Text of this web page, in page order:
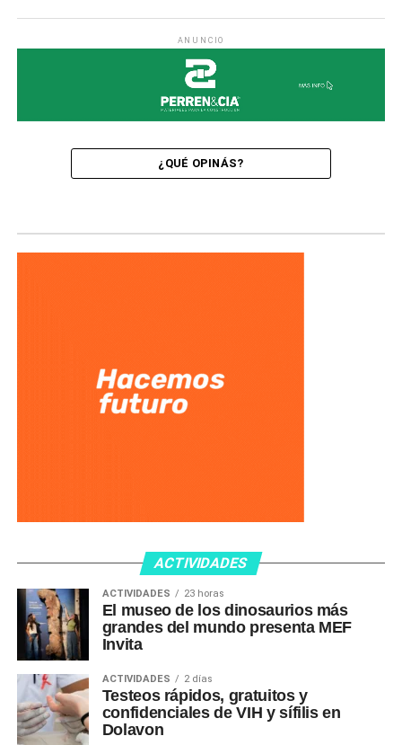
ANUNCIO
¿QUÉ OPINÁS?
ACTIVIDADES
ACTIVIDADES 23 horas
El museo de los dinosaurios más
grandes del mundo presenta MEF
Invita
ACTIVIDADES 2 días
Testeos rápidos, gratuitos y
confidenciales de VIH y sífilis en
Dolavon